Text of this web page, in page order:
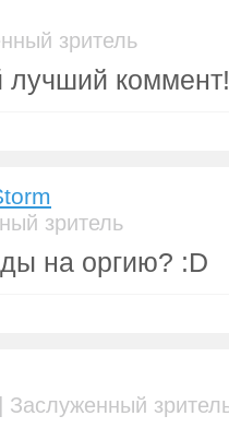
зритель
зритель
на оргию? :D
| Заслуженный